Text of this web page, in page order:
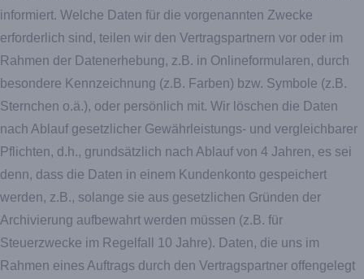
informiert. Welche Daten für die vorgenannten Zwecke
erforderlich sind, teilen wir den Vertragspartnern vor oder im
Rahmen der Datenerhebung, z.B. in Onlineformularen, durch
besondere Kennzeichnung (z.B. Farben) bzw. Symbole (z.B.
Sternchen o.ä.), oder persönlich mit. Wir löschen die Daten
nach Ablauf gesetzlicher Gewährleistungs- und vergleichbarer
Pflichten, d.h., grundsätzlich nach Ablauf von 4 Jahren, es sei
denn, dass die Daten in einem Kundenkonto gespeichert
werden, z.B., solange sie aus gesetzlichen Gründen der
Archivierung aufbewahrt werden müssen (z.B. für
Steuerzwecke im Regelfall 10 Jahre). Daten, die uns im
Rahmen eines Auftrags durch den Vertragspartner offengelegt